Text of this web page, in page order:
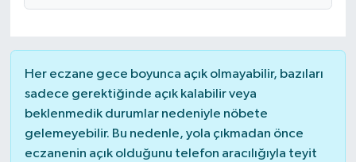
Her eczane gece boyunca açık olmayabilir, bazıları
sadece gerektiğinde açık kalabilir veya
beklenmedik durumlar nedeniyle nöbete
gelemeyebilir. Bu nedenle, yola çıkmadan önce
eczanenin açık olduğunu telefon aracılığıyla teyit